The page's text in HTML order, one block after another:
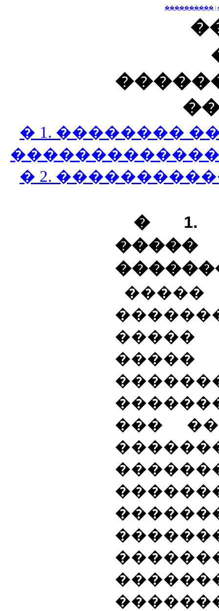
���������� |
� 1. ��������
� 2.
� 1.
�����
�����
�����
��� �
����